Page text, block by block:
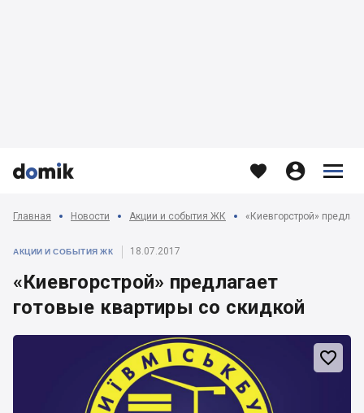


   


Главная Новости Акции и события ЖК «Киевгорстрой»
АКЦИИ И СОБЫТИЯ ЖК 18.07.2017
«Киевгорстрой» предлагает
готовые квартиры со скидкой
